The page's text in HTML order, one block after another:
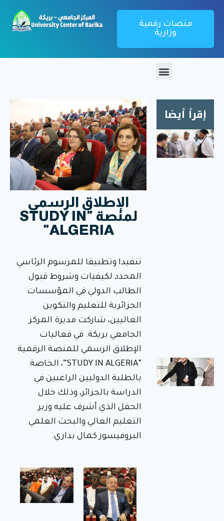
منصات رقمية
وزارية
إقرأ أيضا
زيارة
ميدانية
لمطعم
الإقامة
الجامعية
سرير
بريكة
وجبة
الإفطار
متابعة وضعية
والنظافة على
الإقامات
الجامعية،
تدشين
المكتبة
الرقمية
ووضعها
بالمركز
في إطار تنفيذ
سياسة
الوزارة
الوصية
الهادفة إلى
تعزيز الرقمنة
الإطلاق الرسمي
لمنصة "STUDY IN
ALGERIA"
تنفيدا وتطبيقا للمرسوم الرئاسي
المحدد لكيفيات وشروط قبول
الطالب الدولي في المؤسسات
الجزائرية للتعليم والتكوين
العاليين، شاركت مديرة المركز
الجامعي بريكة. في فعاليات
الإطلاق الرسمي للمنصة الرقمية
“STUDY IN ALGERIA”، الخاصة
بالطلبة الدوليين الراغبين في
الدراسة بالجزائر، وذلك خلال
الحفل الذي أشرف عليه وزير
التعليم العالي والبحث العلمي
البروفيسور كمال بداري.